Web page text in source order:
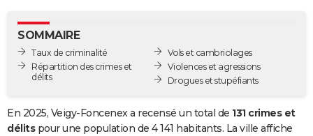
GUIDES D'ACHAT
BONS PLANS
Carte de Noël
Carte Bonne année
Carte Saint-Valentin
Carte Pâques
Carte d'anniversaire
DICTIONNAIRE
SOMMAIRE
Taux de criminalité
Répartition des crimes et
délits
Vols et cambriolages
Violences et agressions
Drogues et stupéfiants
En 2025, Veigy-Foncenex a recensé un total de 131 crimes et
délitspour une population de 4 141 habitants. La ville affiche